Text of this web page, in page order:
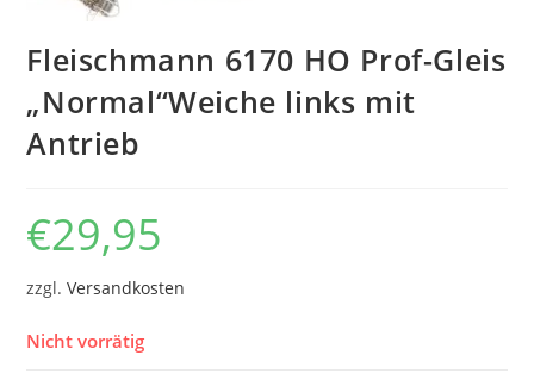
Fleischmann 6170 HO Prof-Gleis
„Normal“Weiche links mit
Antrieb
€29,95
zzgl.Versandkosten
Nicht vorrätig